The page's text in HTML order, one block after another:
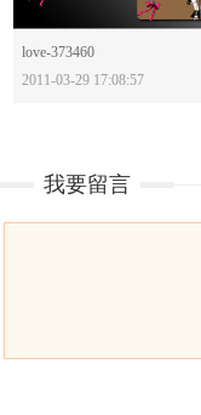
love-373460
2011-03-29 17:08:57
我要留言